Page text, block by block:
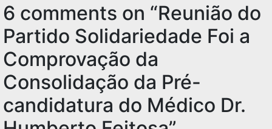
6 comments on “Reunião do
Partido Solidariedade Foi a
Comprovação da
Consolidação da Pré-
candidatura do Médico Dr.